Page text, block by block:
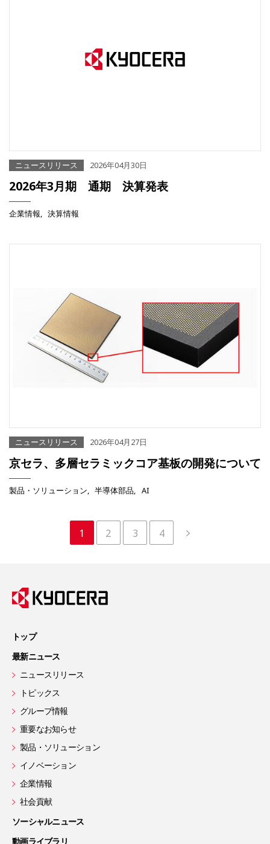
ニュースリリース 2026年04月30日
2026年3月期 通期 決算発表
企業情報 決算情報
ニュースリリース 2026年04月27日
京セラ、多層セラミックコア基板の開発について
製品・ソリューション 半導体部品 AI
1 2 3 4
トップ
最新ニュース
ニュースリリース
トピックス
グループ情報
重要なお知らせ
製品・ソリューション
イノベーション
企業情報
社会貢献
ソーシャルニュース
動画ライブラリ